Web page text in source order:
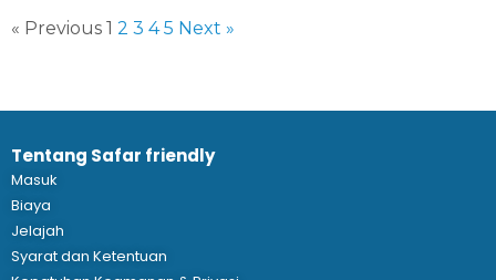
« Previous 1 2 3 4 5 Next »
Tentang Safar friendly
Masuk
Biaya
Jelajah
Syarat dan Ketentuan